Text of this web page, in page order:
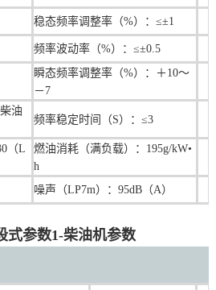
稳态频率调整率（%）：≤±1
频率波动率（%）：≤±0.5
瞬态频率调整率（%）：＋10～
－7
油
频率稳定时间（S）：≤3
（L
燃油消耗（满负载）：195g/kW•
h
噪声（LP7m）：95dB（A）
式参数1-柴油机参数